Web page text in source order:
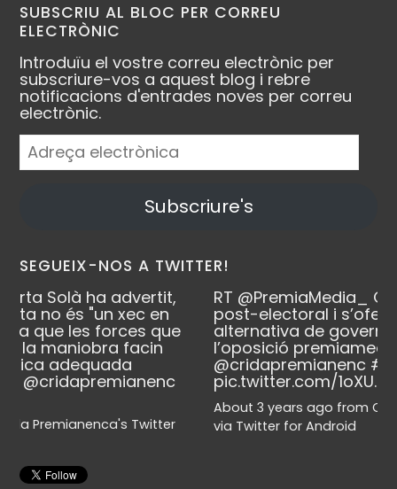
SUBSCRIU AL BLOC PER CORREU
ELECTRÒNIC
Introduïu el vostre correu electrònic per
subscriure-vos a aquest blog i rebre
notificacions d'entrades noves per correu
electrònic.
Adreça
electrònica
Subscriure's
SEGUEIX-NOS A TWITTER!
en
que
facin
Twitter
RT@PremiaMedia_Crida anima
post-electoral i s’ofereix a propiciar
alternativa de govern” mantenint-se
l’oposició premiamedia.cat/crid…
@cridapremianenc #premiademar
pic.twitter.com/1oXU…
About 3 years agofrom Crida Premianenca's
viaTwitter for Android